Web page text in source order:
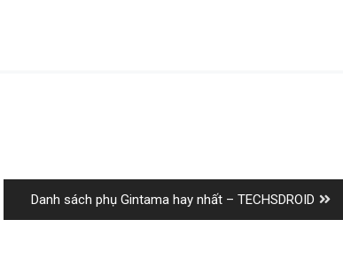
Next
post:
Danh sách phụ Gintama hay nhất – TECHSDROID